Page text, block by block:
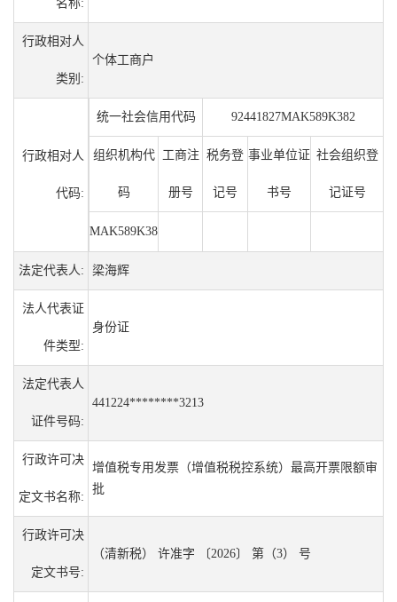
名称:
行政相对人
类别:
个体工商户
行政相对人
代码:
统一社会信用代码 92441827MAK589K382
组织机构代
码
工商注
册号
税务登
记号
事业单位证
书号
社会组织登
记证号
MAK589K38
法定代表人: 梁海辉
法人代表证
件类型:
身份证
法定代表人
证件号码:
441224********3213
行政许可决
定文书名称:
增值税专用发票（增值税税控系统）最高开票限额审
批
行政许可决
定文书号:
（清新税） 许准字 〔2026〕 第（3） 号